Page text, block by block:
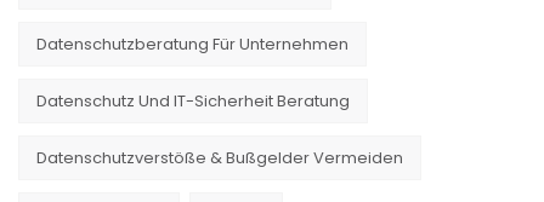
Datenschutzberatung Für Unternehmen
Datenschutz Und IT-Sicherheit Beratung
Datenschutzverstöße & Bußgelder Vermeiden